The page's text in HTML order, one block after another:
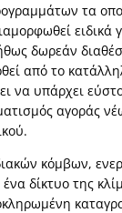
τα
ειδικά
δωρεάν
από το
να υπάρχει
αγοράς
κόμβων,
δίκτυο της